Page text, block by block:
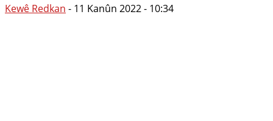
Kewê Redkan - 11 Kanûn 2022 - 10:34